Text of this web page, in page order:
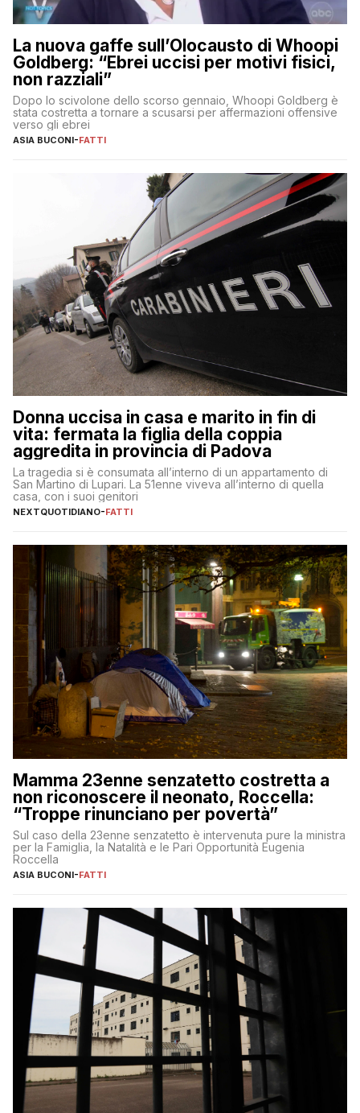
La nuova gaffe sull’Olocausto di Whoopi
Goldberg: “Ebrei uccisi per motivi fisici,
non razziali”
Dopo lo scivolone dello scorso gennaio, Whoopi Goldberg è
stata costretta a tornare a scusarsi per affermazioni offensive
verso gli ebrei
ASIA BUCONI-FATTI
Donna uccisa in casa e marito in fin di
vita: fermata la figlia della coppia
aggredita in provincia di Padova
La tragedia si è consumata all’interno di un appartamento di
San Martino di Lupari. La 51enne viveva all’interno di quella
casa, con i suoi genitori
NEXTQUOTIDIANO-FATTI
Mamma 23enne senzatetto costretta a
non riconoscere il neonato, Roccella:
“Troppe rinunciano per povertà”
Sul caso della 23enne senzatetto è intervenuta pure la ministra
per la Famiglia, la Natalità e le Pari Opportunità Eugenia
Roccella
ASIA BUCONI-FATTI